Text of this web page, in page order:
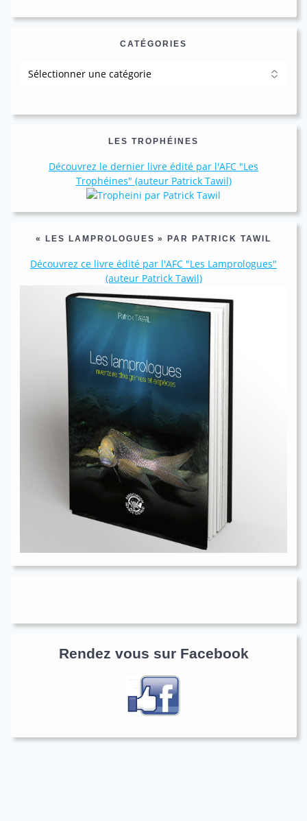
CATÉGORIES
LES TROPHÉINES
Découvrez le dernier livre édité par l'AFC "Les
Trophéines" (auteur Patrick Tawil)
« LES LAMPROLOGUES » PAR PATRICK TAWIL
Découvrez ce livre édité par l'AFC "Les Lamprologues"
(auteur Patrick Tawil)
Rendez vous sur Facebook